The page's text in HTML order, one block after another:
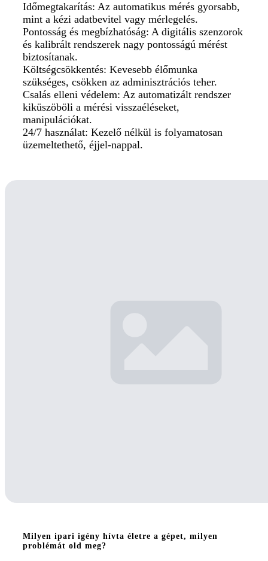
Időmegtakarítás: Az automatikus mérés gyorsabb,
mint a kézi adatbevitel vagy mérlegelés.
Pontosság és megbízhatóság: A digitális szenzorok
és kalibrált rendszerek nagy pontosságú mérést
biztosítanak.
Költségcsökkentés: Kevesebb élőmunka
szükséges, csökken az adminisztrációs teher.
Csalás elleni védelem: Az automatizált rendszer
kiküszöböli a mérési visszaéléseket,
manipulációkat.
24/7 használat: Kezelő nélkül is folyamatosan
üzemeltethető, éjjel-nappal.
Milyen ipari igény hívta életre a gépet, milyen
problémát old meg?